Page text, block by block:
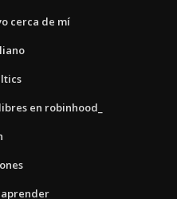
cerca de mí
en robinhood_
aprender